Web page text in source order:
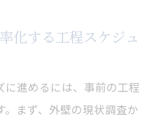
化する工程スケジュ
に進めるには、事前の工程
。まず、外壁の現状調査か